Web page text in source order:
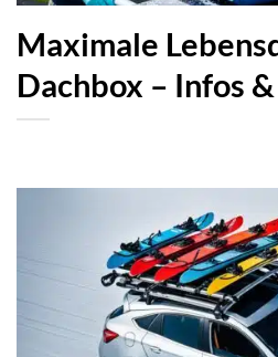
Maximale
Dachbox – Infos